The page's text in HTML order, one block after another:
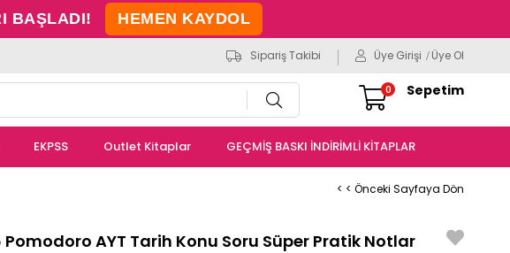
BAŞLADI! HEMEN KAYDOL
Sipariş Takibi Üye Girişi Üye Ol
Sepetim
0
EKPSS Outlet Kitaplar GEÇMİŞ BASKI İNDİRİMLİ KİTAPLAR
< < Önceki Sayfaya Dön
Pomodoro AYT Tarih Konu Soru Süper Pratik Notlar